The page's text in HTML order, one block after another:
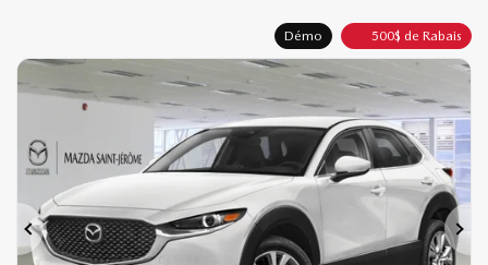
Démo 500$ de Rabais
Précédent